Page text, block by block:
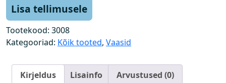
p
o
s
Lisa tellimusele
Tootekood: 3008
Kategooriad: Kõik tooted, Vaasid
Kirjeldus Lisainfo Arvustused (0)